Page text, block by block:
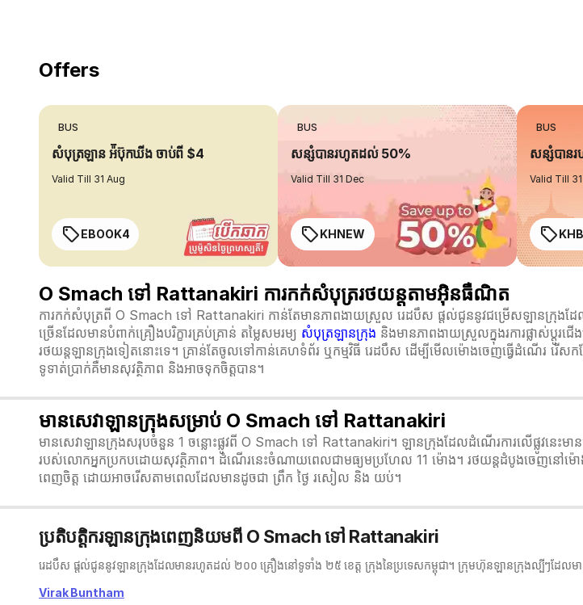
Offers
BUS
សំបុត្រឡាន អ៉ីប៊ុកឃីង ចាប់ពី $4
Valid Till 31 Aug
EBOOK4
BUS
សន្សំបានរហូតដល់ 50%
Valid Till 31 Dec
KHNEW
BUS
សន្សំបាន
Valid Till
O Smach ទៅ Rattanakiri ការកក់សំបុត្ររថយន្តតាមអ៊ិនធឺណិត
ការកក់សំបុត្រពី O Smach ទៅ Rattanakiri កាន់តែមានភាពងាយស្រួល រេដបឹស ផ្តល់ជូននូវជម្រើសឡានក្រុងដែ
ច្រើនដែលមានបំពាក់គ្រឿងបរិក្ខារគ្រប់គ្រាន់ តម្លៃសមរម្យ សំបុត្រឡានក្រុង និងមានភាពងាយស្រួលក្នុងរការផ្លាស់ប្ដូរ
រថយន្តឡានក្រុងទៀតនោះទេ។ គ្រាន់តែចូលទៅកាន់គេហទំព័រ ឬកម្មវិធី រេដបឹស ដើម្បីមើលម៉ោងចេញធ្វើដំណើរ រើសក
ទូទាត់ប្រាក់គឺមានសុវត្ថិភាព និងអាចទុកចិត្តបាន។
មានសេវាឡានក្រុងសម្រាប់ O Smach ទៅ Rattanakiri
មានសេវាឡានក្រុងសរុបចំនួន 1 ចន្លោះផ្លូវពី O Smach ទៅ Rattanakiri។ ឡានក្រុងដែលដំណើរការលើផ្លូវនេះម
របស់លោកអ្នកប្រកបដោយសុវត្ថិភាព។ ដំណើរនេះចំណាយពេលជាមធ្យមប្រហែល 11 ម៉ោង។ រថយន្តដំបូងចេញនៅម៉
ពេញចិត្ត ដោយអាចរើសតាមពេលដែលមានដូចជា ព្រឹក ថ្ងៃ រសៀល និង យប់។
ប្រតិបត្តិករឡានក្រុងពេញនិយមពី O Smach ទៅ Rattanakiri
រេដបឹស ផ្តល់ជូននូវឡានក្រុងដែលមានរហូតដល់ ២០០ គ្រឿងនៅទូទាំង ២៥ ខេត្ត ក្រុងនៃប្រទេសកម្ពុជា។ ក្រុមហ៊ុនឡានក្រុងល្បីៗដែល
Virak Buntham